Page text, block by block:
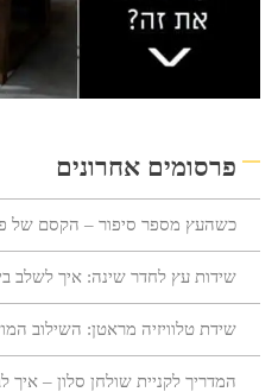
פרסומים אחרונים
כשהעץ מספר סיפור – הקסם של
שידות עץ לחדר שינה: איך לשלב
שידת טלוויזיה מראטן: השילוב
המדריך לקניית שולחן סלון – איך